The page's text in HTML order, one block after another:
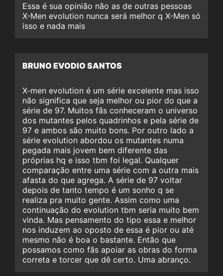
Essa é sua opinião não as de outras pessoas
X-Men evolution nunca será melhor q X-Men só
isso e nada mais
BRUNO EVODIO SANTOS
X-men evolution é um série excelente mas isso
não significa que seja melhor ou pior do que a
série de 97. Muitos fãs conheceram o universo
dos mutantes pelos quadrinhos e pela série de
97 e ambos são muito bons. Por outro lado a
série evolution abordou os mutantes numa
pegada mais jovem bem diferente das
próprias hq e isso tbm foi legal. Qualquer
comparação entre uma série com a outra mais
afasta do que agrega. A série de 97 voltar
depois de tanto tempo é um sonho q se
realiza pra muito gente. Assim como uma
continuação do evolution tbm seria muito bem
vinda. Mas pensamento do tipo essa e melhor
nos induzem ao oposto de essa é pior ou até
mesmo não é boa o bastante. Então que
possamos como fãs apoiar as obras do forma
correta e torcer que dê certo. Uma abranço.